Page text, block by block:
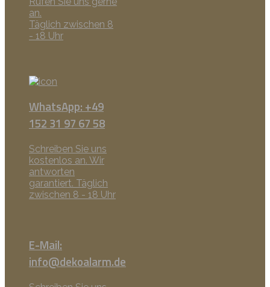
an.
Täglich zwischen 8
- 18 Uhr
WhatsApp: +49
152 31 97 67 58
Schreiben Sie uns
kostenlos an. Wir
antworten
garantiert. Täglich
zwischen 8 - 18 Uhr
E-Mail:
info@dekoalarm.de